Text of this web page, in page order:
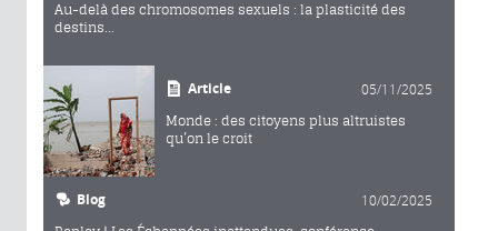
Au-delà des chromosomes sexuels : la plasticité des
destins...
Article 05/11/2025
Monde : des citoyens plus altruistes
qu’on le croit
Blog 10/02/2025